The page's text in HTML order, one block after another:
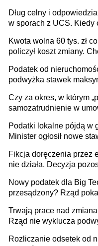
Dług celny i
w sporach z UCS. Kiedy
Kwota wolna 60 tys. zł
policzył koszt zmiany.
Podatek od
podwyżka stawek
budynków i lokali
prowadzeniem
Czy za okres, w którym
samozatrudnienie w
umowy cywilnoprawnej
racjonalnym wyjściem
Podatki lokalne pójdą w
Minister ogłosił nowe
Fikcja doręczenia przez
nie działa. Decyzja
Nowy podatek dla Big
przesądzony? Rząd
Trwają prace nad
Rząd nie wyklucza
Rozliczanie odsetek od